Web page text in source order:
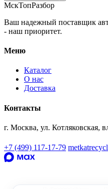
МскТопРазбор
Ваш надежный поставщик
- наш приоритет.
Меню
Каталог
О нас
Доставка
Контакты
г. Москва, ул. Котляковская,
+7 (499) 117-17-79